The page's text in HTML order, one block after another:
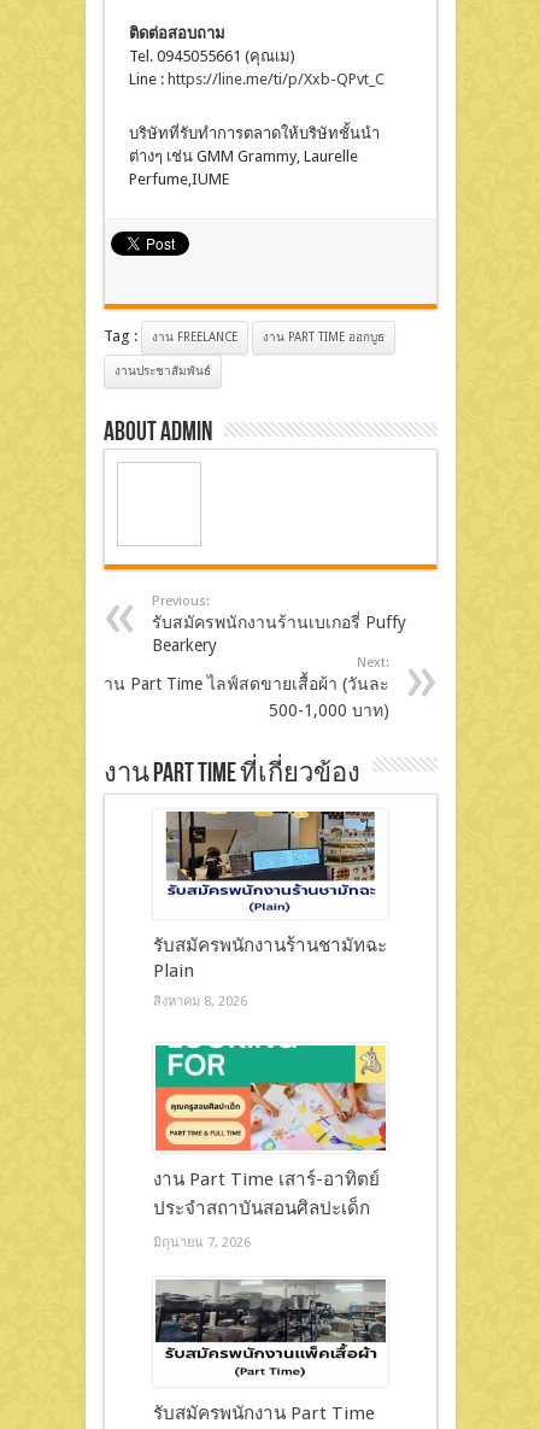
ติดต่อสอบถาม
Tel. 0945055661 (คุณเม)
Line : https://line.me/ti/p/Xxb-QPvt_C
บริษัทที่รับทำการตลาดให้บริษัทชั้นนำ
ต่างๆ เช่น GMM Grammy, Laurelle
Perfume,IUME
Tag : งาน FREELANCE งาน PART TIME ออกบูธ
งานประชาสัมพันธ์
About admin
Previous:
รับสมัครพนักงานร้านเบเกอรี่ Puffy
Bearkery
Next:
งาน Part Time ไลฟ์สดขายเสื้อผ้า (วันละ
500-1,000 บาท)
งาน Part Time ที่เกี่ยวข้อง
รับสมัครพนักงานร้านชามัทฉะ
Plain
สิงหาคม 8, 2026
งาน Part Time เสาร์-อาทิตย์
ประจำสถาบันสอนศิลปะเด็ก
มิถุนายน 7, 2026
รับสมัครพนักงาน Part Time